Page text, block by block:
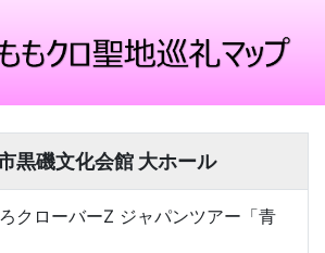
黒磯文化会館 大ホール
ろクローバーZ ジャパンツアー「青